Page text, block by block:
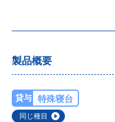
製品概要
貸与 特殊寝台
同じ種目